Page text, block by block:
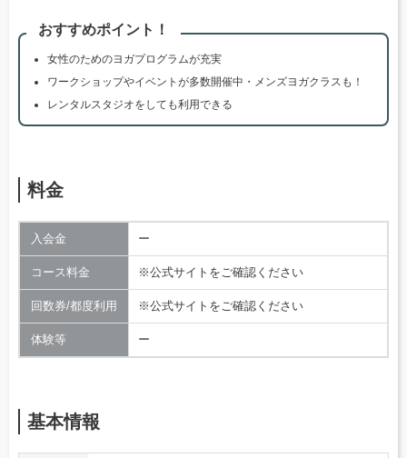
おすすめポイント！
女性のためのヨガプログラムが充実
ワークショップやイベントが多数開催中・メンズヨガクラスも！
レンタルスタジオをしても利用できる
料金
入会金 ー
コース料金 ※公式サイトをご確認ください
回数券/都度利用 ※公式サイトをご確認ください
体験等 ー
基本情報